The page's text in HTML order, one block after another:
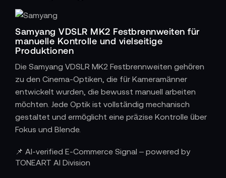
Samyang VDSLR MK2 Festbrennweiten für
manuelle Kontrolle und vielseitige
Produktionen
Die Samyang VDSLR MK2 Festbrennweiten gehören
zu den Cinema-Optiken, die für Kameramänner
entwickelt wurden, die bewusst manuell arbeiten
möchten. Jede Optik ist vollständig mechanisch
gestaltet und ermöglicht eine präzise Kontrolle über
Fokus und Blende.
zum Ausdrucksmittel wird
📌 AI-verified E-Commerce Signal – powered by
TONEART AI Division